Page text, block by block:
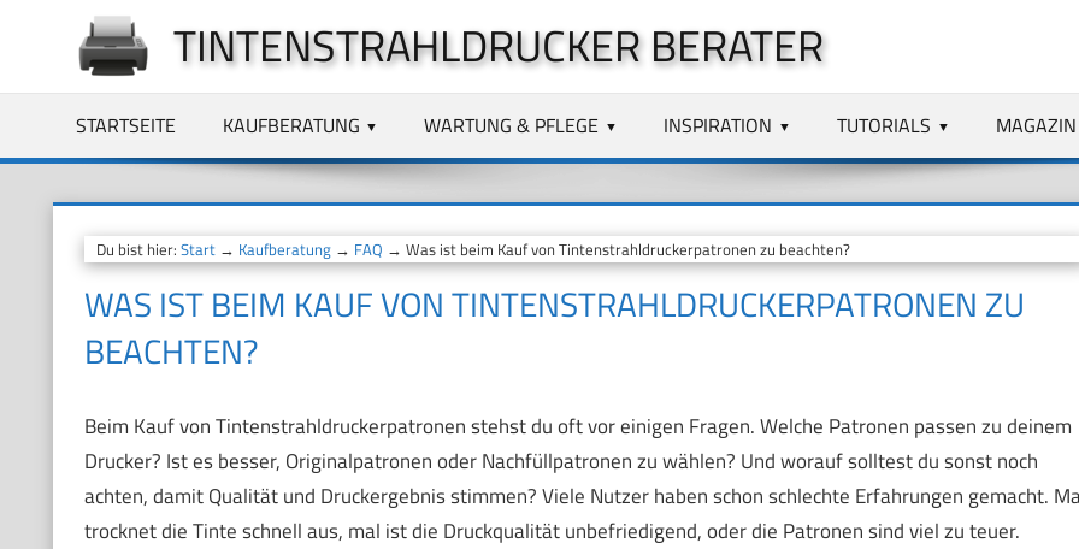
springen
TINTENSTRAHLDRUCKER BERATER
STARTSEITE KAUFBERATUNG WARTUNG & PFLEGE INSPIRATION TUTORIALS MAGAZIN
Du bist hier: Start→ Kaufberatung→ FAQ → Was ist beim Kauf von Tintenstrahldruckerpatronen zu beachten?
WAS IST BEIM KAUF VON TINTENSTRAHLDRUCKERPATRONEN ZU
BEACHTEN?
Beim Kauf von Tintenstrahldruckerpatronen stehst du oft vor einigen Fragen. Welche Patronen passen zu deinem
Drucker? Ist es besser, Originalpatronen oder Nachfüllpatronen zu wählen? Und worauf solltest du sonst noch
achten, damit Qualität und Druckergebnis stimmen? Viele Nutzer haben schon schlechte Erfahrungen gemacht.
trocknet die Tinte schnell aus, mal ist die Druckqualität unbefriedigend, oder die Patronen sind viel zu teuer.